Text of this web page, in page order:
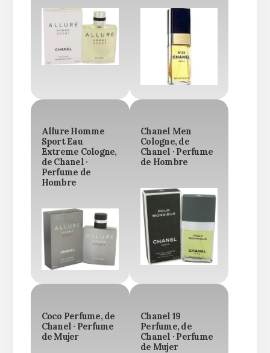
Allure Homme
Sport Eau
Extreme Cologne,
de Chanel ·
Perfume de
Hombre
Chanel Men
Cologne, de
Chanel · Perfume
de Hombre
Coco Perfume, de
Chanel · Perfume
de Mujer
Chanel 19
Perfume, de
Chanel · Perfume
de Mujer